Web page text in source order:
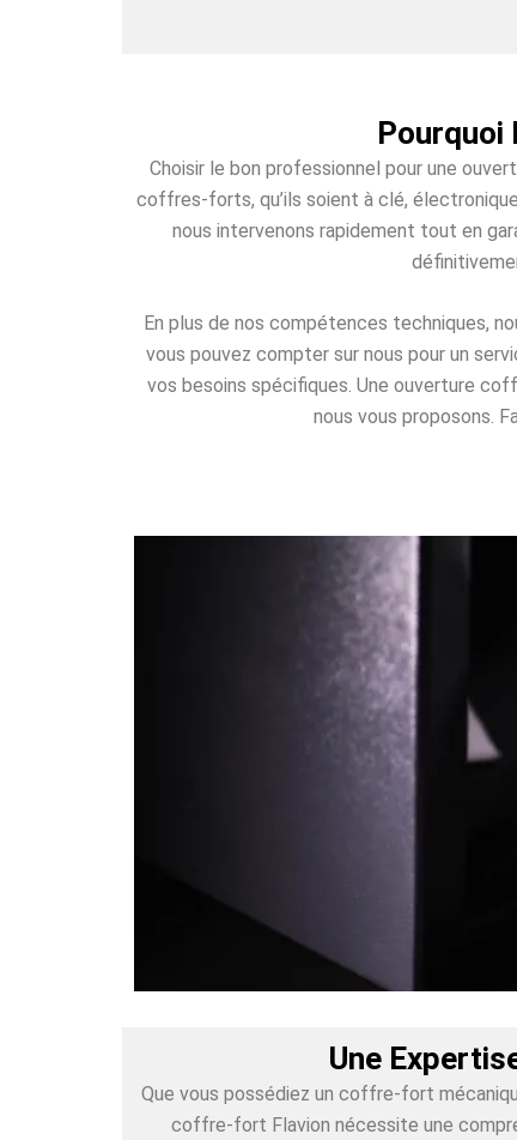
Pourquoi
Choisir le bon professionnel pour une
coffres-forts, qu’ils soient à clé,
nous intervenons rapidement tout en
En plus de nos compétences techniques,
vous pouvez compter sur nous pour un
vos besoins spécifiques. Une ouverture
nous vous proposons.
Une
Que vous possédiez un coffre-fort
coffre-fort Flavion nécessite une